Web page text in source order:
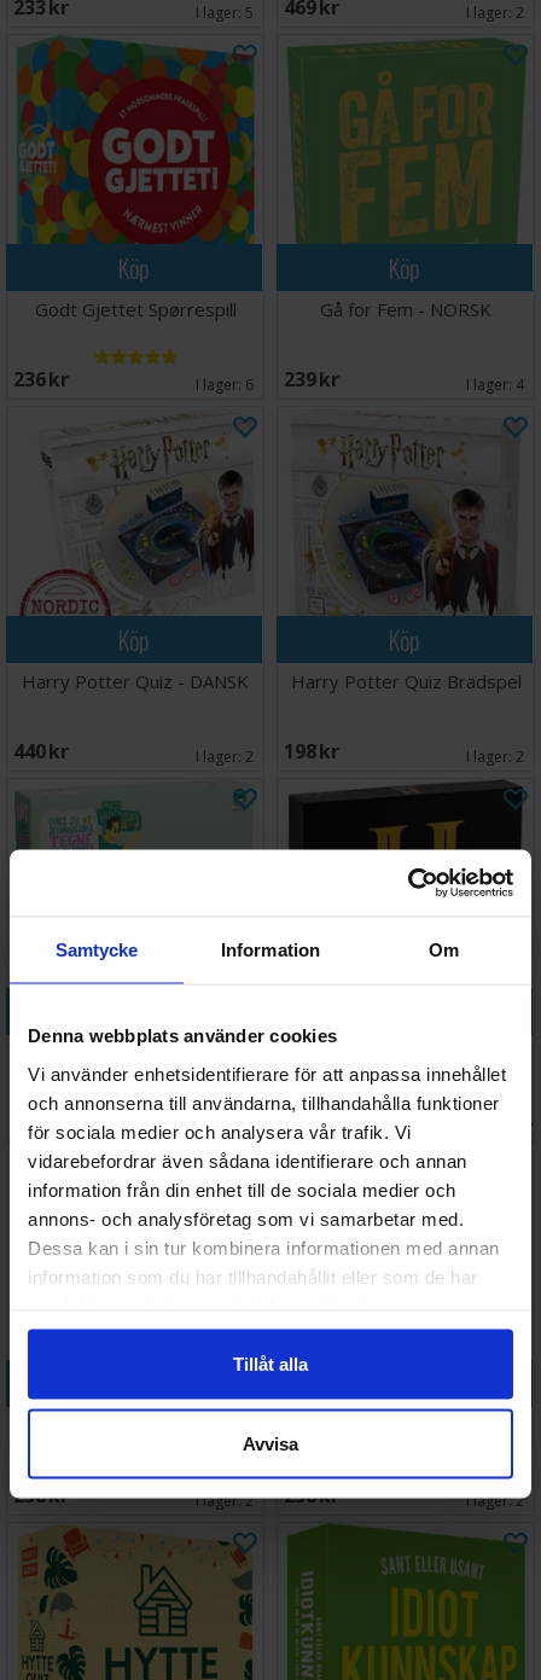
Samtycke Information Om
Denna webbplats använder cookies
Vi använder enhetsidentifierare för att anpassa innehållet
och annonserna till användarna, tillhandahålla funktioner
för sociala medier och analysera vår trafik. Vi
vidarebefordrar även sådana identifierare och annan
information från din enhet till de sociala medier och
annons- och analysföretag som vi samarbetar med.
Dessa kan i sin tur kombinera informationen med annan
information som du har tillhandahållit eller som de har
Tillåt alla
Avvisa
233 SEK I lager: 5 469 SEK I lager: 2
Köp
Godt Gjettet Spørrespill
236 SEK I lager: 6
Köp
Gå for Fem - NORSK
239 SEK I lager: 4
Köp
Harry Potter Quiz - DANSK
440 SEK I lager: 2
Köp
Harry Potter Quiz Brädspel
198 SEK I lager: 2
HINT Junior Brettspill - Norsk
utgave
319 SEK I lager:5 339 SEK Väntas in:
2026-08-27
238 SEK I lager:2 238 SEK I lager:2